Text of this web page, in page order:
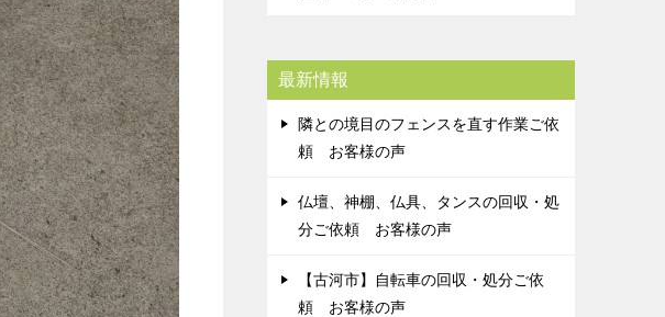
最新情報
隣との境目のフェンスを直す作業ご依
頼 お客様の声
仏壇、神棚、仏具、タンスの回収・処
分ご依頼 お客様の声
【古河市】自転車の回収・処分ご依
頼 お客様の声